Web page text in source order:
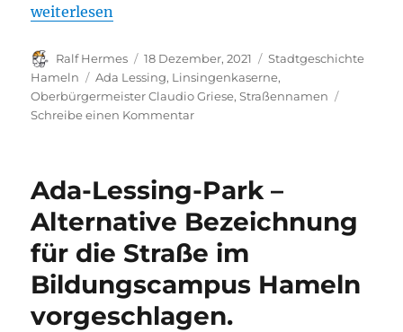
„Oberbürgermeister stoppt Straßenbenennung –
weiterlesen
Autor
Ralf Hermes
Veröffentlicht
am
18 Dezember, 2021 Kategorien
Stadtgeschichte
Hameln
Schlagwörter
Ada Lessing, Linsingenkaserne,
Oberbürgermeister Claudio Griese,Straßennamen
Schreibe einen Kommentarzu
–
spricht
gegen
Ada
Lessing?
Ada-Lessing-Park –
Alternative Bezeichnung
für die Straße im
Bildungscampus Hameln
vorgeschlagen.